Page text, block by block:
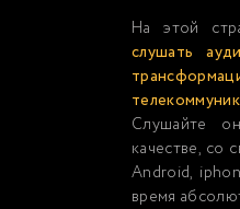
На этой
слушать
Слушайте
качестве, со
Android,
время